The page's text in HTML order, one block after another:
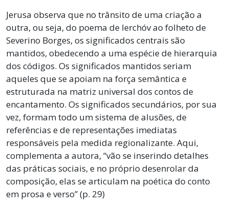
Jerusa observa que no trânsito de uma criação a
outra, ou seja, do poema de Ierchóv ao folheto de
Severino Borges, os significados centrais são
mantidos, obedecendo a uma espécie de hierarquia
dos códigos. Os significados mantidos seriam
aqueles que se apoiam na força semântica e
estruturada na matriz universal dos contos de
encantamento. Os significados secundários, por sua
vez, formam todo um sistema de alusões, de
referências e de representações imediatas
responsáveis pela medida regionalizante. Aqui,
complementa a autora, “vão se inserindo detalhes
das práticas sociais, e no próprio desenrolar da
composição, elas se articulam na poética do conto
em prosa e verso” (p. 29)